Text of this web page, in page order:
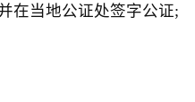
当地公证处签字公证;